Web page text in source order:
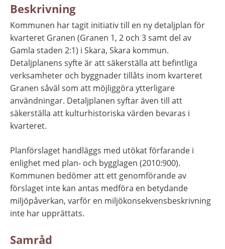
Beskrivning
Kommunen har tagit initiativ till en ny detaljplan för
kvarteret Granen (Granen 1, 2 och 3 samt del av
Gamla staden 2:1) i Skara, Skara kommun.
Detaljplanens syfte är att säkerställa att befintliga
verksamheter och byggnader tillåts inom kvarteret
Granen såväl som att möjliggöra ytterligare
användningar. Detaljplanen syftar även till att
säkerställa att kulturhistoriska värden bevaras i
kvarteret.
Planförslaget handläggs med utökat förfarande i
enlighet med plan- och bygglagen (2010:900).
Kommunen bedömer att ett genomförande av
förslaget inte kan antas medföra en betydande
miljöpåverkan, varför en miljökonsekvensbeskrivning
inte har upprättats.
Samråd